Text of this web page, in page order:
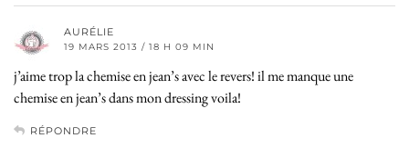
AURÉLIE
19 MARS 2013 / 18 H 09 MIN
j’aime trop la chemise en jean’s avec le revers! il me manque une
chemise en jean’s dans mon dressing voila!
RÉPONDRE